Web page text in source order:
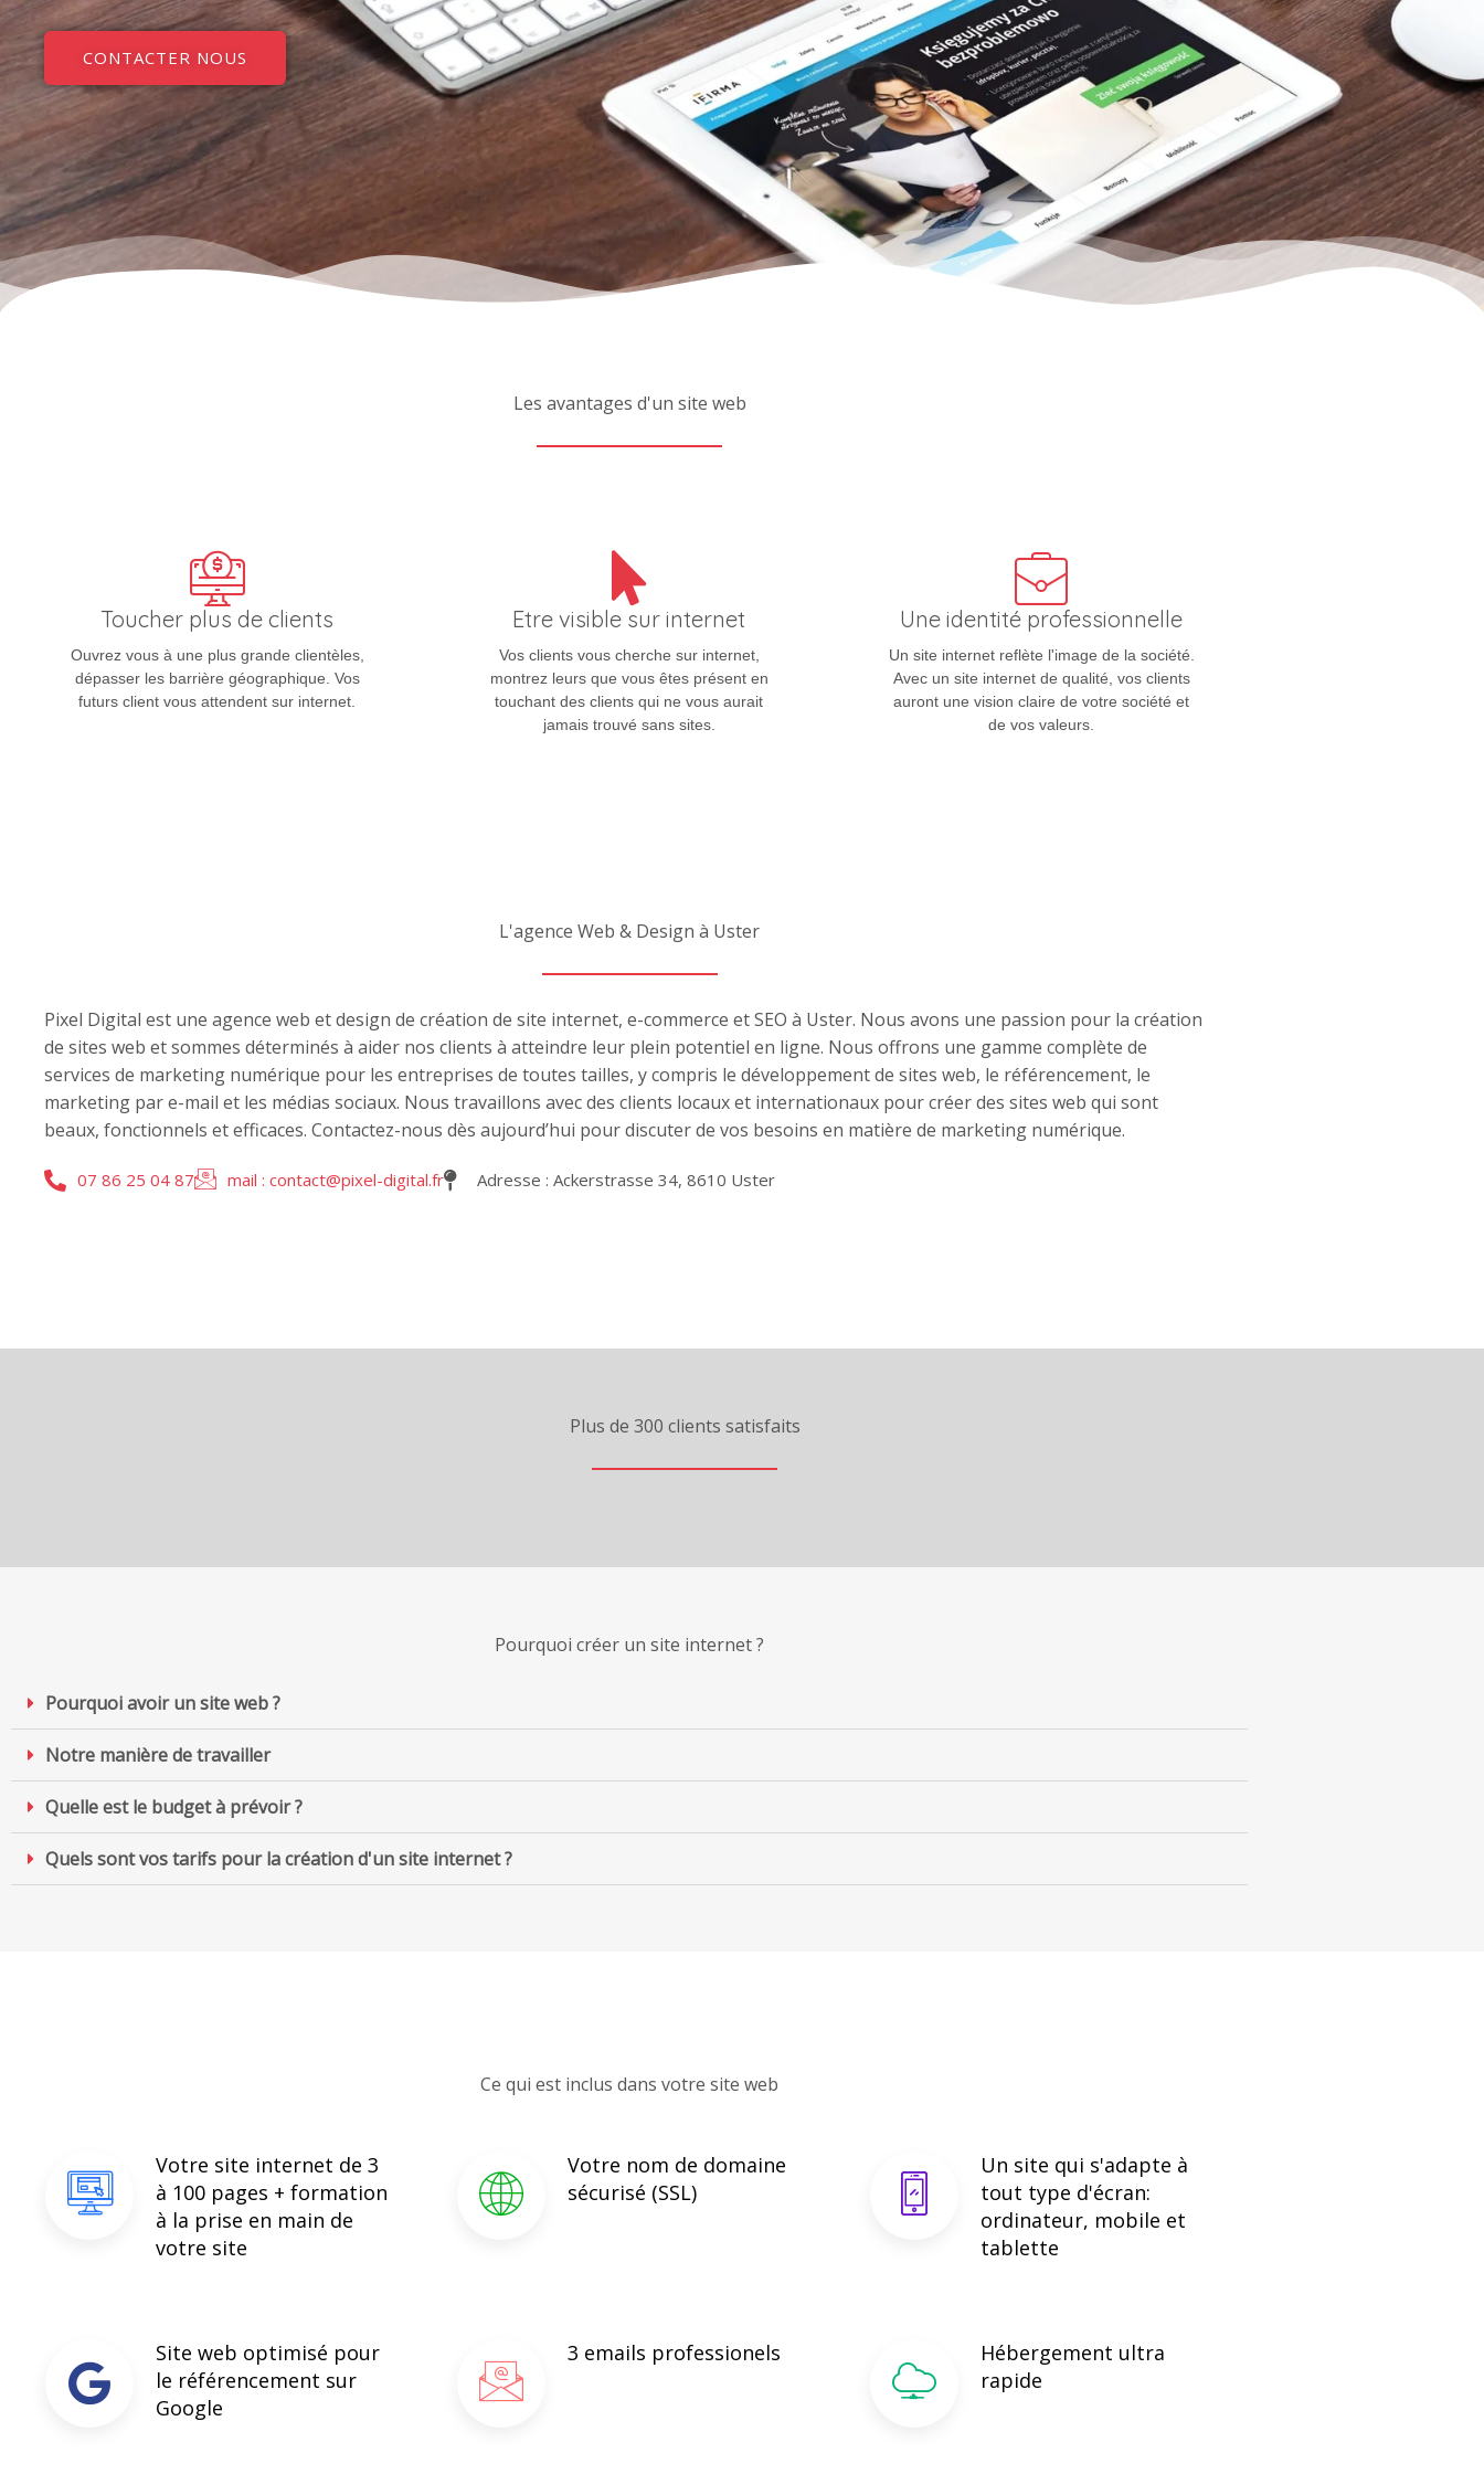
CONTACTER NOUS
Les avantages d'un site web
Toucher plus de clients
Ouvrez vous à une plus grande clientèles,
dépasser les barrière géographique. Vos
futurs client vous attendent sur internet.
Etre visible sur internet
Vos clients vous cherche sur internet,
montrez leurs que vous êtes présent en
touchant des clients qui ne vous aurait
jamais trouvé sans sites.
Une identité professionnelle
Un site internet reflète l'image de la société.
Avec un site internet de qualité, vos clients
auront une vision claire de votre société et
de vos valeurs.
L'agence Web & Design à Uster
Pixel Digital est une agence web et design de création de site internet, e-commerce et SEO à Uster. Nous avons une passion pour la création
de sites web et sommes déterminés à aider nos clients à atteindre leur plein potentiel en ligne. Nous offrons une gamme complète de
services de marketing numérique pour les entreprises de toutes tailles, y compris le développement de sites web, le référencement, le
marketing par e-mail et les médias sociaux. Nous travaillons avec des clients locaux et internationaux pour créer des sites web qui sont
beaux, fonctionnels et efficaces. Contactez-nous dès aujourd’hui pour discuter de vos besoins en matière de marketing numérique.
07 86 25 04 87 mail : contact@pixel-digital.fr Adresse : Ackerstrasse 34, 8610 Uster
Plus de 300 clients satisfaits
Pourquoi créer un site internet ?
Pourquoi avoir un site web ?
Notre manière de travailler
Quelle est le budget à prévoir ?
Quels sont vos tarifs pour la création d'un site internet ?
Ce qui est inclus dans votre site web
Votre site internet de 3
à 100 pages + formation
à la prise en main de
votre site
Votre nom de domaine
sécurisé (SSL)
Un site qui s'adapte à
tout type d'écran:
ordinateur, mobile et
tablette
Site web optimisé pour
le référencement sur
Google
3 emails professionels
Hébergement ultra
rapide